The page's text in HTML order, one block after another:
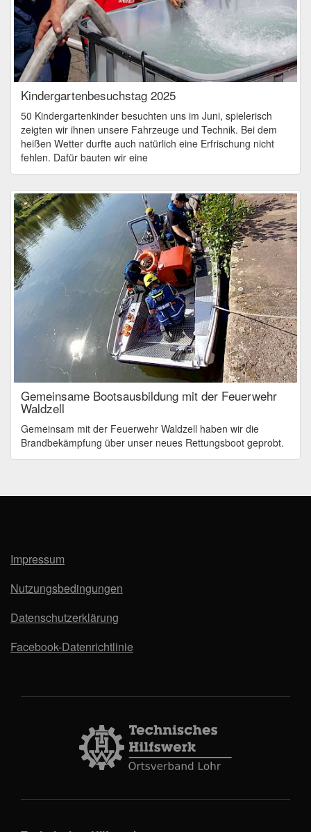
Kindergartenbesuchstag 2025
50 Kindergartenkinder besuchten uns im Juni, spielerisch
zeigten wir ihnen unsere Fahrzeuge und Technik. Bei dem
heißen Wetter durfte auch natürlich eine Erfrischung nicht
fehlen. Dafür bauten wir eine
Gemeinsame Bootsausbildung mit der Feuerwehr
Waldzell
Gemeinsam mit der Feuerwehr Waldzell haben wir die
Brandbekämpfung über unser neues Rettungsboot geprobt.
Impressum
Nutzungsbedingungen
Datenschutzerklärung
Facebook-Datenrichtlinie